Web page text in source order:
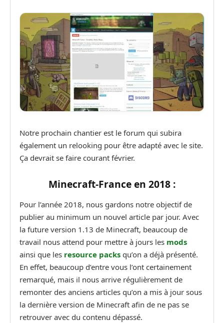
Notre prochain chantier est le forum qui subira
également un relooking pour être adapté avec le site.
Ça devrait se faire courant février.
Minecraft-France en 2018 :
Pour l’année 2018, nous gardons notre objectif de
publier au minimum un nouvel article par jour. Avec
la future version 1.13 de Minecraft, beaucoup de
travail nous attend pour mettre à jours les mods
ainsi que les resource packs qu’on a déjà présenté.
En effet, beaucoup d’entre vous l’ont certainement
remarqué, mais il nous arrive régulièrement de
remonter des anciens articles qu’on a mis à jour sous
la dernière version de Minecraft afin de ne pas se
retrouver avec du contenu dépassé.